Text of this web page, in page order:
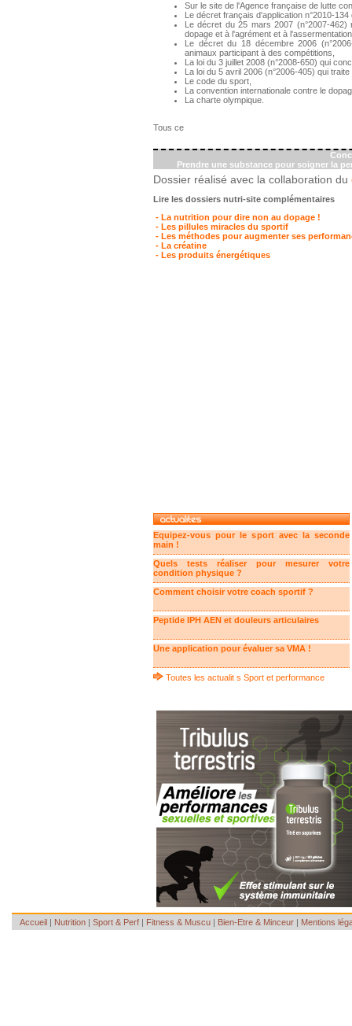
Sur le site de l'Agence française de lutte
Le décret français d'application n°2010-
Le décret du 25 mars 2007 (n°2007-
dopage et à l'agrément et à
Le décret du 18 décembre 2006
animaux participant à des compétitions,
La loi du 3 juillet 2008 (n°2008-650) qui
La loi du 5 avril 2006 (n°2006-405) qui
Le code du sport,
La convention internationale contre le
La charte olympique.
Tous ce
Prendre une substance pour soigner la
Dossier réalisé avec la collaboration du
Lire les dossiers nutri-site complémentaires
- La nutrition pour dire non au dopage !
- Les pillules miracles du sportif
- Les méthodes pour augmenter ses
- La créatine
- Les produits énergétiques
Equipez-vous pour le sport avec la seconde
main !
Quels tests réaliser pour mesurer votre
condition physique ?
Comment choisir votre coach sportif ?
Peptide IPH AEN et douleurs articulaires
Une application pour évaluer sa VMA !
Toutes les actualit s Sport et performance
Accueil | Nutrition | Sport & Perf | Fitness & Muscu | Bien-Etre & Minceur | Mentions